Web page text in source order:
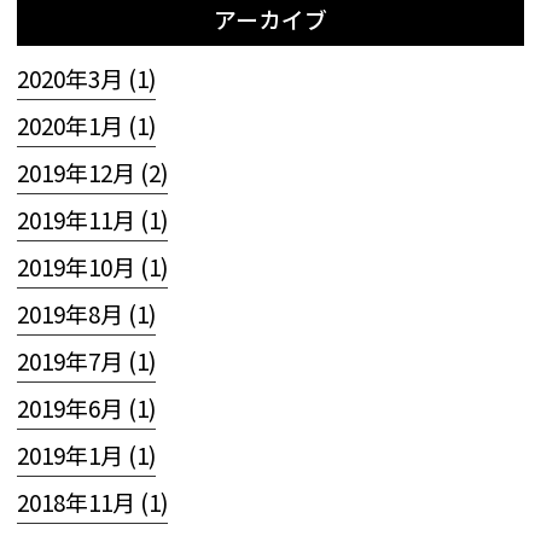
アーカイブ
2020年3月 (1)
2020年1月 (1)
2019年12月 (2)
2019年11月 (1)
2019年10月 (1)
2019年8月 (1)
2019年7月 (1)
2019年6月 (1)
2019年1月 (1)
2018年11月 (1)